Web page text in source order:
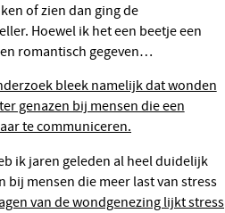
of zien dan ging de
Hoewel ik het een beetje een
romantisch gegeven…
bleek namelijk dat wonden
genazen bij mensen die een
te communiceren.
mensen die meer last van stress
van de wondgenezing lijkt stress